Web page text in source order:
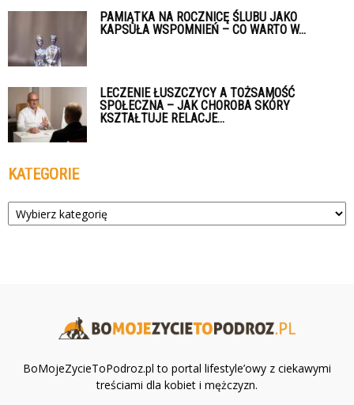
PAMIĄTKA NA ROCZNICĘ ŚLUBU JAKO
KAPSUŁA WSPOMNIEŃ – CO WARTO W...
LECZENIE ŁUSZCZYCY A TOŻSAMOŚĆ
SPOŁECZNA – JAK CHOROBA SKÓRY
KSZTAŁTUJE RELACJE...
KATEGORIE
Kategorie
BoMojeZycieToPodroz.pl to portal lifestyle’owy z ciekawymi
treściami dla kobiet i mężczyzn.